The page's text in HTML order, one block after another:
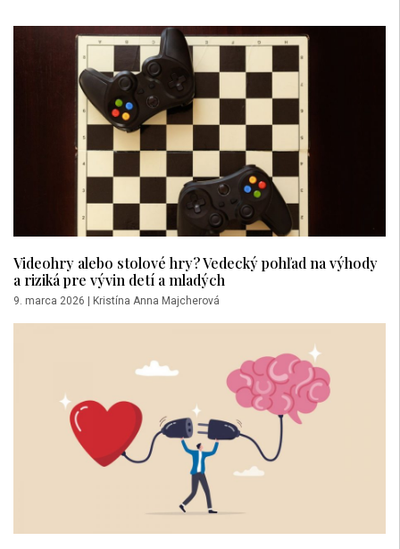
Videohry alebo stolové hry? Vedecký pohľad na výhody
a riziká pre vývin detí a mladých
9. marca 2026 Kristína Anna Majcherová